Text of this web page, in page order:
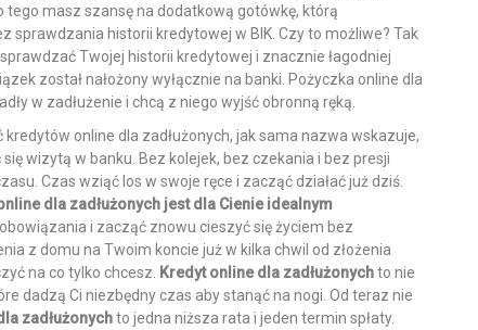
tego masz szansę na dodatkową gotówkę, którą
historii kredytowej w BIK. Czy to możliwe? Tak
Twojej historii kredytowej i znacznie łagodniej
został nałożony wyłącznie na banki. Pożyczka online dla
w zadłużenie i chcą z niego wyjść obronną ręką.
online dla zadłużonych, jak sama nazwa wskazuje,
wizytą w banku. Bez kolejek, bez czekania i bez presji
Czas wziąć los w swoje ręce i zacząć działać już dziś.
dla zadłużonych jest dla Cienie idealnym
i zacząć znowu cieszyć się życiem bez
z domu na Twoim koncie już w kilka chwil od złożenia
na co tylko chcesz.
Kredyt online dla zadłużonychto nie
dadzą Ci niezbędny czas aby stanąć na nogi. Od teraz nie
zadłużonychto jedna niższa rata i jeden termin spłaty.